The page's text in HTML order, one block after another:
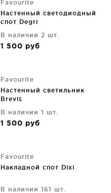
Favourite
Настенный светодиодный
спот Degri
В наличии 2 шт.
1 500 руб
Favourite
Настенный светильник
Brevis
В наличии 1 шт.
1 500 руб
Favourite
Накладной спот Dixi
В наличии 161 шт.